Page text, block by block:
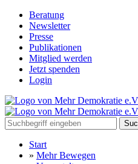
Beratung
Newsletter
Presse
Publikationen
Mitglied werden
Jetzt spenden
Login
Start
» Mehr Bewegen